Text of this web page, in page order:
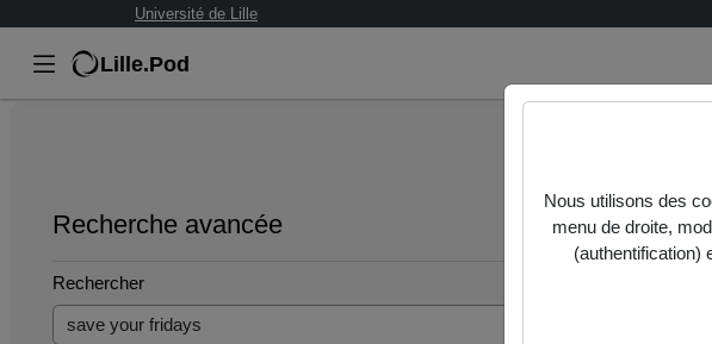
Université de Lille
Lille.Pod
Recherche avancée
Rechercher
Nous utilisons des
menu de droite,
(authentification)